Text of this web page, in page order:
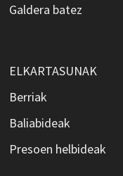
Galdera batez
ELKARTASUNAK
Berriak
Baliabideak
Presoen helbideak